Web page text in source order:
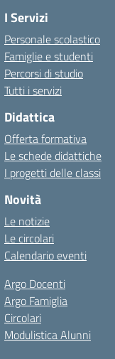
I Servizi
Personale scolastico
Famiglie e studenti
Percorsi di studio
Tutti i servizi
Didattica
Offerta formativa
Le schede didattiche
I progetti delle classi
Novità
Le notizie
Le circolari
Calendario eventi
Argo Docenti
Argo Famiglia
Circolari
Modulistica Alunni